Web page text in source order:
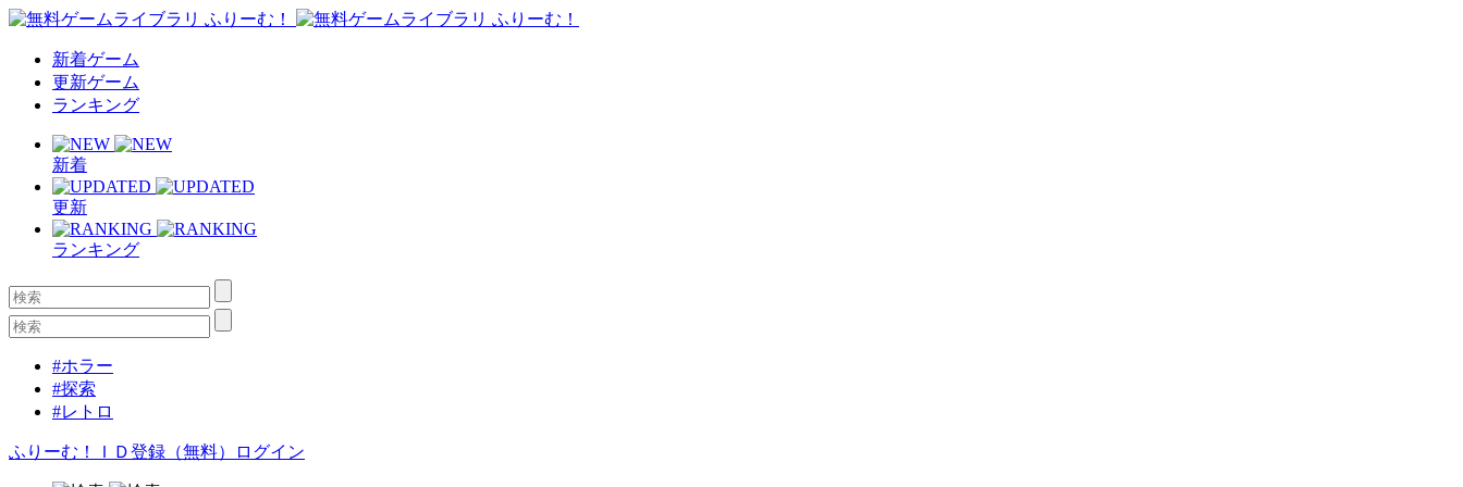
新着ゲーム
更新ゲーム
ランキング
新着
更新
ランキング
#ホラー
#探索
#レトロ
ふりーむ！ＩＤ登録（無料） ログイン